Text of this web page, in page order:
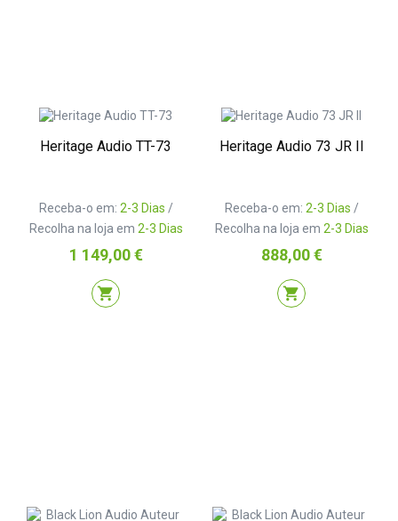
Heritage Audio TT-73
Receba-o em: 2-3 Dias /
Recolha na loja em 2-3 Dias
Preço
1 149,00 €
shopping_cart
Heritage Audio 73 JR II
Receba-o em: 2-3 Dias /
Recolha na loja em 2-3 Dias
Preço
888,00 €
shopping_cart